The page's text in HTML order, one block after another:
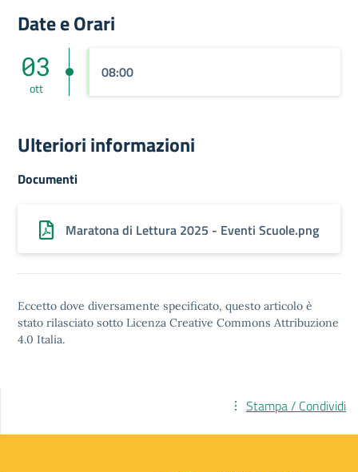
Date e Orari
03
ott
08:00
Ulteriori informazioni
Documenti
Maratona di Lettura 2025 - Eventi Scuole.png
Eccetto dove diversamente specificato, questo articolo è
stato rilasciato sotto Licenza Creative Commons Attribuzione
4.0 Italia.
Stampa / Condividi